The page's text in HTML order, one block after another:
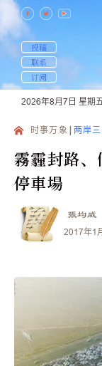
投稿
联系
订阅
2026年8月7日 星期
时事万象 两岸
霧霾封路
停車場
張均威
2017年1